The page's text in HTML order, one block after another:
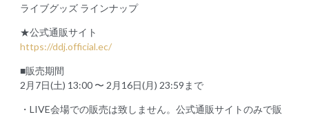
ライブグッズ ラインナップ
★公式通販サイト
https://ddj.official.ec/
■販売期間
2月7日(土) 13:00 〜 2月16日(月) 23:59まで
・LIVE会場での販売は致しません。公式通販サイトのみで販